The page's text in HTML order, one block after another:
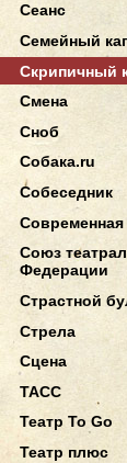
Сеанс
Семейный
Скрипичный
Смена
Сноб
Собака.ru
Собеседник
Современная
Союз
Федерации
Страстной
Стрела
Сцена
ТАСС
Театр To Go
Театр плюс